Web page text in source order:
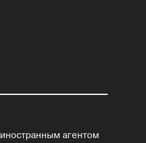
иностранным агентом